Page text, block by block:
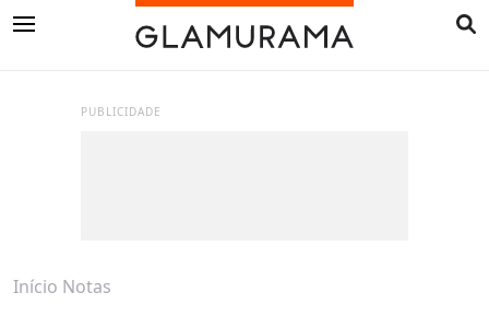
PUBLICIDADE
Início Notas